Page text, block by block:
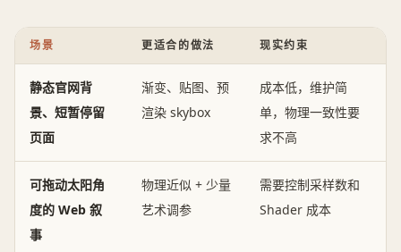
场景 更适合的做法 现实约束
静态官网背
景、短暂停留
页面
渐变、贴图、预
渲染 skybox
成本低，维护简
单，物理一致性要
求不高
可拖动太阳角
度的 Web 叙
事
物理近似 + 少量
艺术调参
需要控制采样数和
Shader 成本